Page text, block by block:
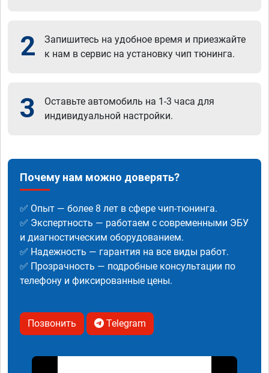
2
Запишитесь на удобное время и приезжайте
к нам в сервис на установку чип тюнинга.
3
Оставьте автомобиль на 1-3 часа для
индивидуальной настройки.
Почему нам можно доверять?
✅ Опыт — более 8 лет в сфере чип-тюнинга.
✅ Экспертность — работаем с современными ЭБУ
и диагностическим оборудованием.
✅ Надежность — гарантия на все виды работ.
✅ Прозрачность — подробные консультации по
телефону и фиксированные цены.
Позвонить Telegram